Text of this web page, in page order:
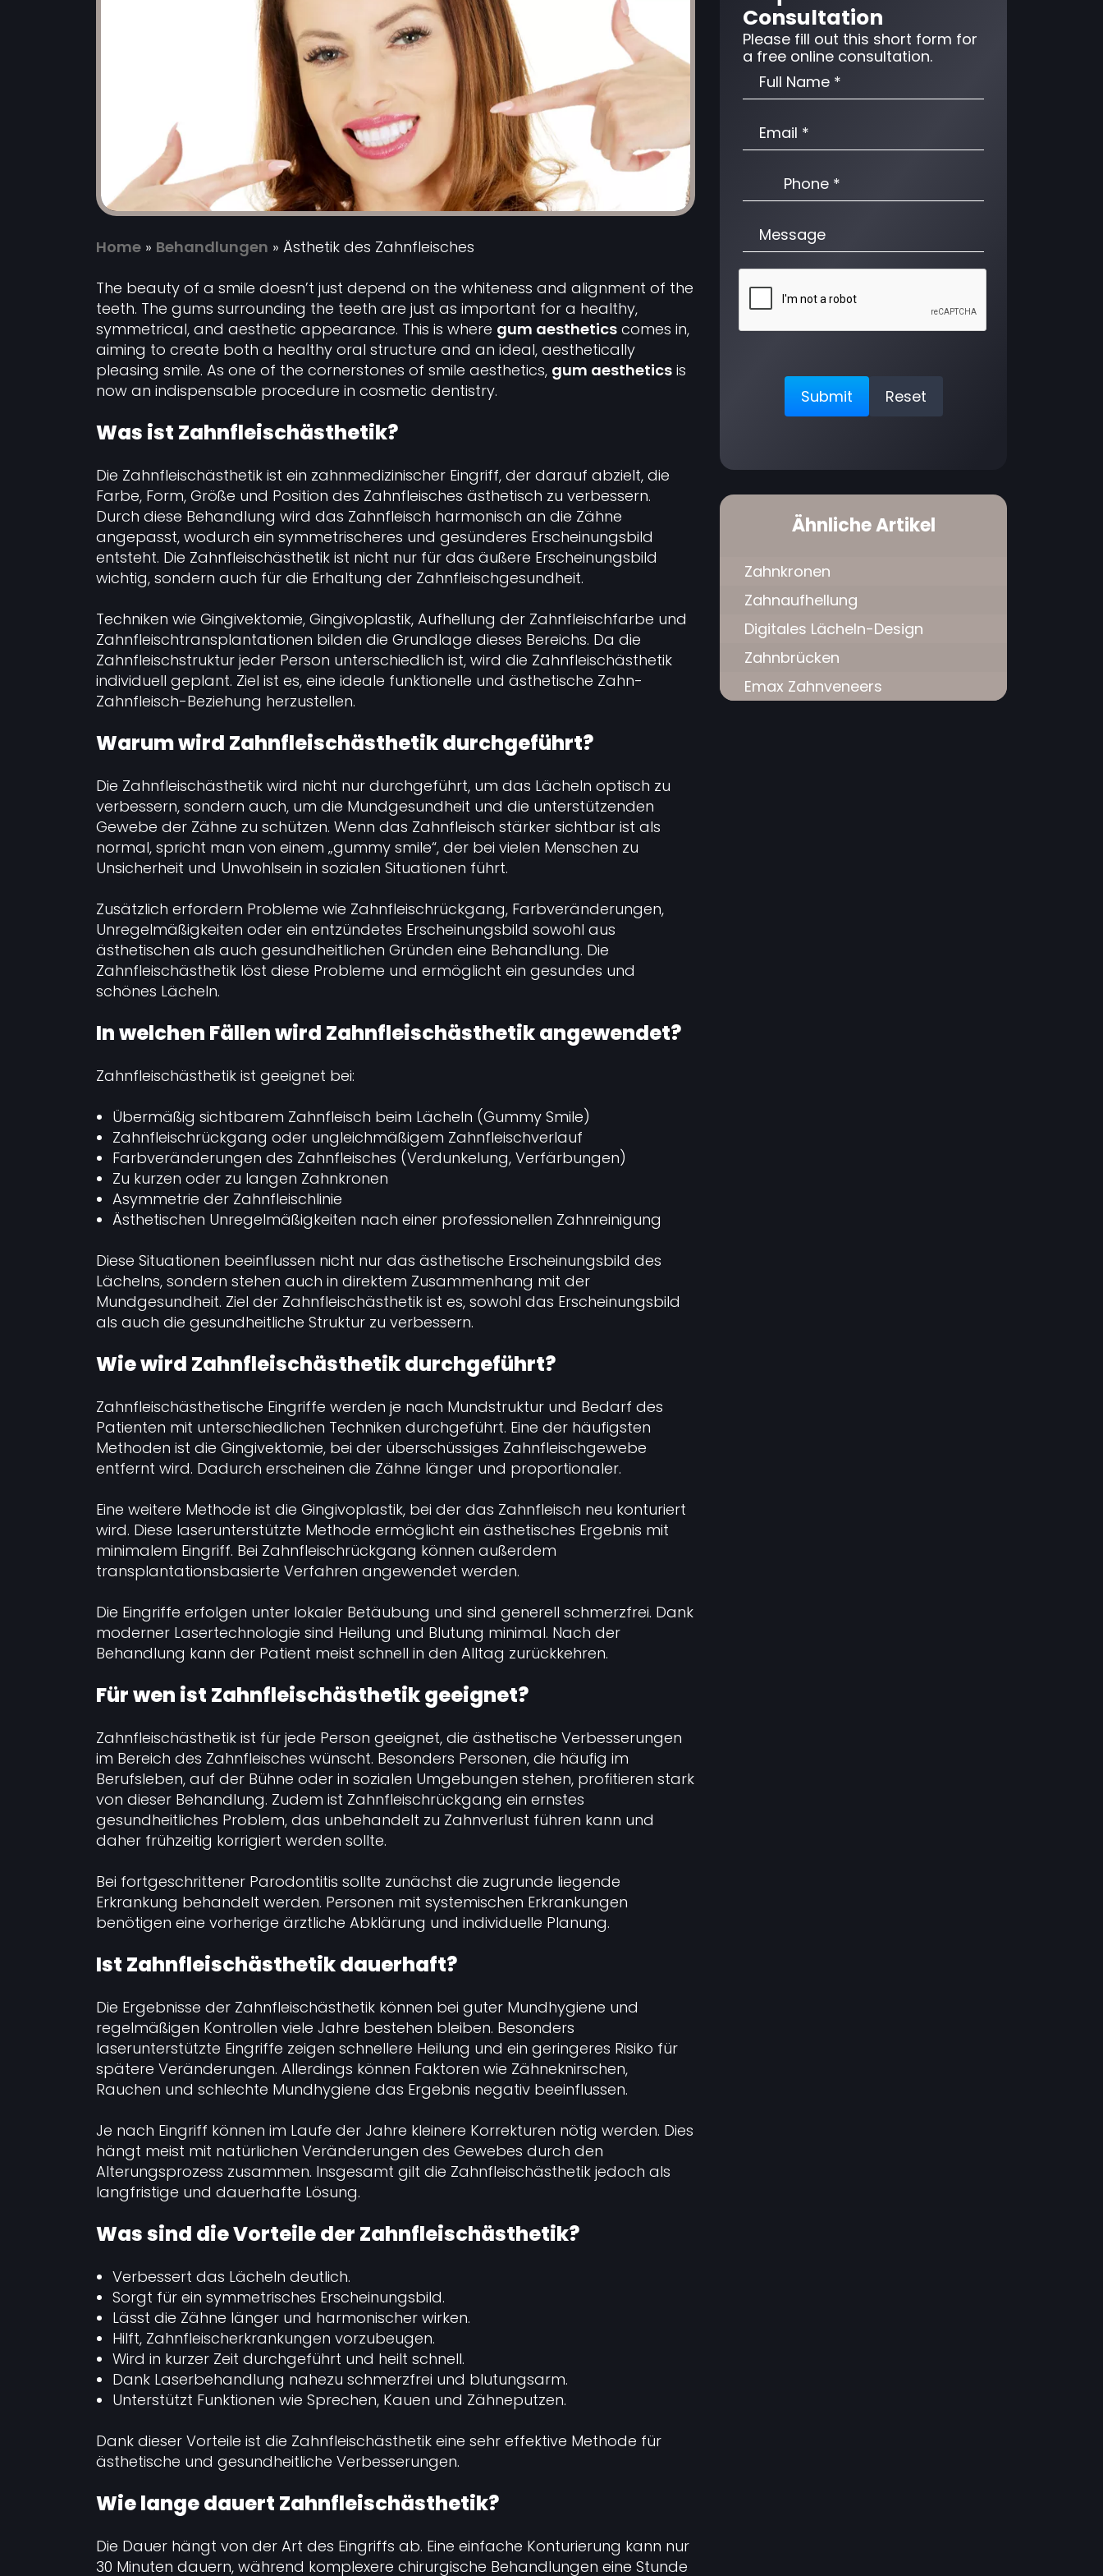
Home » Behandlungen » Ästhetik des Zahnfleisches
The beauty of a smile doesn’t just depend on the whiteness and alignment of the
teeth. The gums surrounding the teeth are just as important for a healthy,
symmetrical, and aesthetic appearance. This is where gum aesthetics comes in,
aiming to create both a healthy oral structure and an ideal, aesthetically
pleasing smile. As one of the cornerstones of smile aesthetics, gum aesthetics is
now an indispensable procedure in cosmetic dentistry.
Was ist Zahnfleischästhetik?
Die Zahnfleischästhetik ist ein zahnmedizinischer Eingriff, der darauf abzielt, die
Farbe, Form, Größe und Position des Zahnfleisches ästhetisch zu verbessern.
Durch diese Behandlung wird das Zahnfleisch harmonisch an die Zähne
angepasst, wodurch ein symmetrischeres und gesünderes Erscheinungsbild
entsteht. Die Zahnfleischästhetik ist nicht nur für das äußere Erscheinungsbild
wichtig, sondern auch für die Erhaltung der Zahnfleischgesundheit.
Techniken wie Gingivektomie, Gingivoplastik, Aufhellung der Zahnfleischfarbe und
Zahnfleischtransplantationen bilden die Grundlage dieses Bereichs. Da die
Zahnfleischstruktur jeder Person unterschiedlich ist, wird die Zahnfleischästhetik
individuell geplant. Ziel ist es, eine ideale funktionelle und ästhetische Zahn-
Zahnfleisch-Beziehung herzustellen.
Warum wird Zahnfleischästhetik durchgeführt?
Die Zahnfleischästhetik wird nicht nur durchgeführt, um das Lächeln optisch zu
verbessern, sondern auch, um die Mundgesundheit und die unterstützenden
Gewebe der Zähne zu schützen. Wenn das Zahnfleisch stärker sichtbar ist als
normal, spricht man von einem „gummy smile“, der bei vielen Menschen zu
Unsicherheit und Unwohlsein in sozialen Situationen führt.
Zusätzlich erfordern Probleme wie Zahnfleischrückgang, Farbveränderungen,
Unregelmäßigkeiten oder ein entzündetes Erscheinungsbild sowohl aus
ästhetischen als auch gesundheitlichen Gründen eine Behandlung. Die
Zahnfleischästhetik löst diese Probleme und ermöglicht ein gesundes und
schönes Lächeln.
In welchen Fällen wird Zahnfleischästhetik angewendet?
Zahnfleischästhetik ist geeignet bei:
Übermäßig sichtbarem Zahnfleisch beim Lächeln (Gummy Smile)
Zahnfleischrückgang oder ungleichmäßigem Zahnfleischverlauf
Farbveränderungen des Zahnfleisches (Verdunkelung, Verfärbungen)
Zu kurzen oder zu langen Zahnkronen
Asymmetrie der Zahnfleischlinie
Ästhetischen Unregelmäßigkeiten nach einer professionellen Zahnreinigung
Diese Situationen beeinflussen nicht nur das ästhetische Erscheinungsbild des
Lächelns, sondern stehen auch in direktem Zusammenhang mit der
Mundgesundheit. Ziel der Zahnfleischästhetik ist es, sowohl das Erscheinungsbild
als auch die gesundheitliche Struktur zu verbessern.
Wie wird Zahnfleischästhetik durchgeführt?
Zahnfleischästhetische Eingriffe werden je nach Mundstruktur und Bedarf des
Patienten mit unterschiedlichen Techniken durchgeführt. Eine der häufigsten
Methoden ist die Gingivektomie, bei der überschüssiges Zahnfleischgewebe
entfernt wird. Dadurch erscheinen die Zähne länger und proportionaler.
Eine weitere Methode ist die Gingivoplastik, bei der das Zahnfleisch neu konturiert
wird. Diese laserunterstützte Methode ermöglicht ein ästhetisches Ergebnis mit
minimalem Eingriff. Bei Zahnfleischrückgang können außerdem
transplantationsbasierte Verfahren angewendet werden.
Die Eingriffe erfolgen unter lokaler Betäubung und sind generell schmerzfrei. Dank
moderner Lasertechnologie sind Heilung und Blutung minimal. Nach der
Behandlung kann der Patient meist schnell in den Alltag zurückkehren.
Für wen ist Zahnfleischästhetik geeignet?
Zahnfleischästhetik ist für jede Person geeignet, die ästhetische Verbesserungen
im Bereich des Zahnfleisches wünscht. Besonders Personen, die häufig im
Berufsleben, auf der Bühne oder in sozialen Umgebungen stehen, profitieren stark
von dieser Behandlung. Zudem ist Zahnfleischrückgang ein ernstes
gesundheitliches Problem, das unbehandelt zu Zahnverlust führen kann und
daher frühzeitig korrigiert werden sollte.
Bei fortgeschrittener Parodontitis sollte zunächst die zugrunde liegende
Erkrankung behandelt werden. Personen mit systemischen Erkrankungen
benötigen eine vorherige ärztliche Abklärung und individuelle Planung.
Ist Zahnfleischästhetik dauerhaft?
Die Ergebnisse der Zahnfleischästhetik können bei guter Mundhygiene und
regelmäßigen Kontrollen viele Jahre bestehen bleiben. Besonders
laserunterstützte Eingriffe zeigen schnellere Heilung und ein geringeres Risiko für
spätere Veränderungen. Allerdings können Faktoren wie Zähneknirschen,
Rauchen und schlechte Mundhygiene das Ergebnis negativ beeinflussen.
Je nach Eingriff können im Laufe der Jahre kleinere Korrekturen nötig werden. Dies
hängt meist mit natürlichen Veränderungen des Gewebes durch den
Alterungsprozess zusammen. Insgesamt gilt die Zahnfleischästhetik jedoch als
langfristige und dauerhafte Lösung.
Was sind die Vorteile der Zahnfleischästhetik?
Verbessert das Lächeln deutlich.
Sorgt für ein symmetrisches Erscheinungsbild.
Lässt die Zähne länger und harmonischer wirken.
Hilft, Zahnfleischerkrankungen vorzubeugen.
Wird in kurzer Zeit durchgeführt und heilt schnell.
Dank Laserbehandlung nahezu schmerzfrei und blutungsarm.
Unterstützt Funktionen wie Sprechen, Kauen und Zähneputzen.
Dank dieser Vorteile ist die Zahnfleischästhetik eine sehr effektive Methode für
ästhetische und gesundheitliche Verbesserungen.
Wie lange dauert Zahnfleischästhetik?
Die Dauer hängt von der Art des Eingriffs ab. Eine einfache Konturierung kann nur
30 Minuten dauern, während komplexere chirurgische Behandlungen eine Stunde
Consultation
Please fill out this short form for
a free online consultation.
Ähnliche Artikel
Zahnkronen
Zahnaufhellung
Digitales Lächeln-Design
Zahnbrücken
Emax Zahnveneers